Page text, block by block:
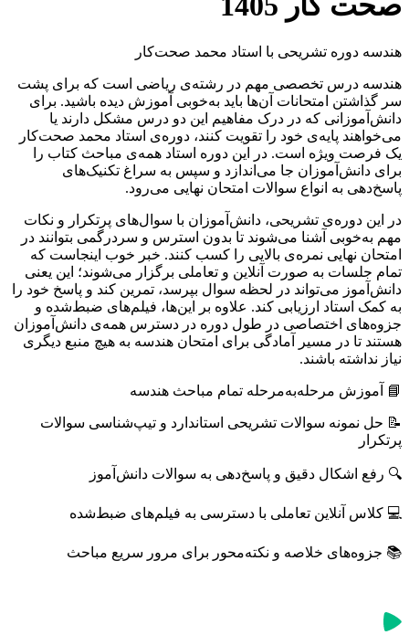
هندسه دوره تشریحی با استاد محمد صحت‌کار
هندسه درس تخصصی مهم در رشته‌ی ریاضی است که برای پشت
سر گذاشتن امتحانات آن‌ها باید به‌خوبی آموزش دیده باشید. برای
دانش‌آموزانی که در درک مفاهیم این دو درس مشکل دارند یا
می‌خواهند پایه‌ی خود را تقویت کنند، دوره‌ی استاد محمد صحت‌کار
یک فرصت ویژه است. در این دوره استاد همه‌ی مباحث کتاب را
برای دانش‌آموزان جا می‌اندازد و سپس به سراغ تکنیک‌های
پاسخ‌دهی به انواع سوالات امتحان نهایی می‌رود.
در این دوره‌ی تشریحی، دانش‌آموزان با سوال‌های پرتکرار و نکات
مهم به‌خوبی آشنا می‌شوند تا بدون استرس و سردرگمی بتوانند در
امتحان نهایی نمره‌ی بالایی را کسب کنند. خبر خوب اینجاست که
تمام جلسات به صورت آنلاین و تعاملی برگزار می‌شوند؛ این یعنی
دانش‌آموز می‌تواند در لحظه سوال بپرسد، تمرین کند و پاسخ خود را
به کمک استاد ارزیابی کند. علاوه بر این‌ها، فیلم‌های ضبط‌شده و
جزوه‌های اختصاصی در طول دوره در دسترس همه‌ی دانش‌آموزان
هستند تا در مسیر آمادگی برای امتحان هندسه به هیچ منبع دیگری
نیاز نداشته باشند.
📘 آموزش مرحله‌به‌مرحله تمام مباحث هندسه
📝 حل نمونه ‌سوالات تشریحی استاندارد و تیپ‌شناسی سوالات
پرتکرار
🔍 رفع اشکال دقیق و پاسخ‌دهی به سوالات دانش‌آموز
💻 کلاس آنلاین تعاملی با دسترسی به فیلم‌های ضبط‌شده
📚 جزوه‌های خلاصه و نکته‌محور برای مرور سریع مباحث